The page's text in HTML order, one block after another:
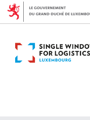
Aller
Aller